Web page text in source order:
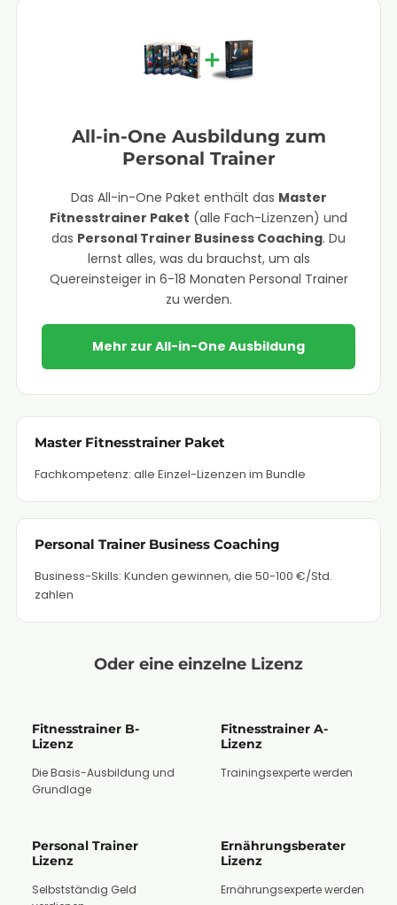
All-in-One Ausbildung zum
Personal Trainer
Das All-in-One Paket enthält das Master
Fitnesstrainer Paket (alle Fach-Lizenzen) und
das Personal Trainer Business Coaching. Du
lernst alles, was du brauchst, um als
Quereinsteiger in 6-18 Monaten Personal Trainer
zu werden.
Mehr zur All-in-One Ausbildung
Master Fitnesstrainer Paket
Fachkompetenz: alle Einzel-Lizenzen im Bundle
Personal Trainer Business Coaching
Business-Skills: Kunden gewinnen, die 50-100 €/Std.
zahlen
Oder eine einzelne Lizenz
Fitnesstrainer B-
Lizenz
Die Basis-Ausbildung und
Grundlage
Fitnesstrainer A-
Lizenz
Trainingsexperte werden
Personal Trainer
Lizenz
Selbstständig Geld
Ernährungsberater
Lizenz
Ernährungsexperte werden